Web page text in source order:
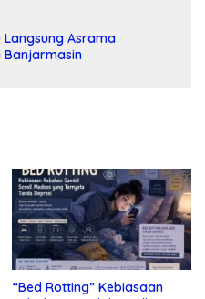
Langsung Asrama
Banjarmasin
“Bed Rotting” Kebiasaan